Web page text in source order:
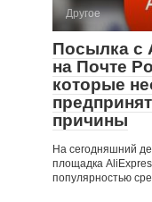
Другое
Посылка с
на Почте
которые
причины
На сегодняшний
площадка
популярностью